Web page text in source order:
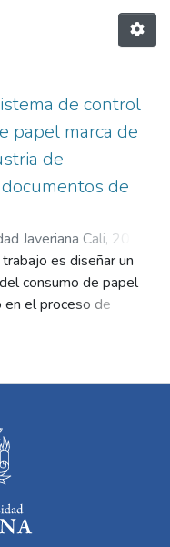
de control
papel marca de
de
de
Javeriana Cali, 2025
;Sánchez Perdomo,
Francisco
es diseñar un
consumo de papel
en el proceso de
de seguridad en
Para lograr
un diagnóstico de
físico de
de seguridad y
asociados a la pérdida
en su método de